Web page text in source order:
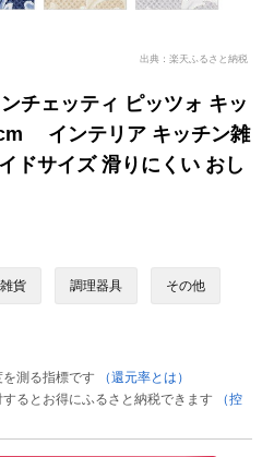
出典：楽天ふるさと納税
チェッティ ピッツォ キッ
インテリア キッチン雑
ドサイズ 滑りにくい おし
貨 調理器具 その他
測る指標です
（還元率とは）
るとお得にふるさと納税できます
（控